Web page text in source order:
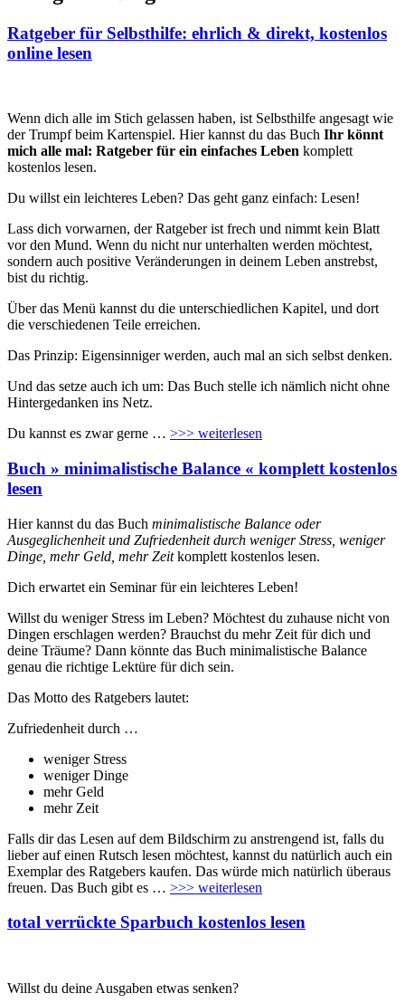
Ratgeber für Selbsthilfe: ehrlich & direkt, kostenlos
online lesen
Wenn dich alle im Stich gelassen haben, ist Selbsthilfe angesagt wie
der Trumpf beim Kartenspiel. Hier kannst du das Buch Ihr könnt
mich alle mal: Ratgeber für ein einfaches Leben komplett
kostenlos lesen.
Du willst ein leichteres Leben? Das geht ganz einfach: Lesen!
Lass dich vorwarnen, der Ratgeber ist frech und nimmt kein Blatt
vor den Mund. Wenn du nicht nur unterhalten werden möchtest,
sondern auch positive Veränderungen in deinem Leben anstrebst,
bist du richtig.
Über das Menü kannst du die unterschiedlichen Kapitel, und dort
die verschiedenen Teile erreichen.
Das Prinzip: Eigensinniger werden, auch mal an sich selbst denken.
Und das setze auch ich um: Das Buch stelle ich nämlich nicht ohne
Hintergedanken ins Netz.
Du kannst es zwar gerne … >>> weiterlesen
Buch » minimalistische Balance « komplett kostenlos
lesen
Hier kannst du das Buch minimalistische Balance oder
Ausgeglichenheit und Zufriedenheit durch weniger Stress, weniger
Dinge, mehr Geld, mehr Zeitkomplett kostenlos lesen.
Dich erwartet ein Seminar für ein leichteres Leben!
Willst du weniger Stress im Leben? Möchtest du zuhause nicht von
Dingen erschlagen werden? Brauchst du mehr Zeit für dich und
deine Träume? Dann könnte das Buch minimalistische Balance
genau die richtige Lektüre für dich sein.
Das Motto des Ratgebers lautet:
Zufriedenheit durch …
weniger Stress
weniger Dinge
mehr Geld
mehr Zeit
Falls dir das Lesen auf dem Bildschirm zu anstrengend ist, falls du
lieber auf einen Rutsch lesen möchtest, kannst du natürlich auch ein
Exemplar des Ratgebers kaufen. Das würde mich natürlich überaus
freuen. Das Buch gibt es … >>> weiterlesen
total verrückte Sparbuch kostenlos lesen
Willst du deine Ausgaben etwas senken?